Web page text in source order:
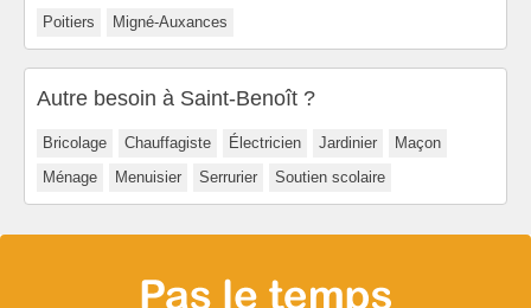
Poitiers Migné-Auxances
Autre besoin à Saint-Benoît ?
Bricolage Chauffagiste Électricien Jardinier
Maçon
Ménage
Menuisier Serrurier Soutien scolaire